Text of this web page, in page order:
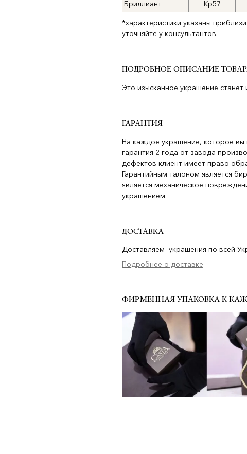
Бриллиант
Кр57
*характеристики указаны
уточняйте у консультантов.
ПОДРОБНОЕ ОПИСАНИЕ
Это изысканное украшение
ГАРАНТИЯ
На каждое украшение, которое вы
гарантия 2 года от завода
дефектов клиент имеет право
Гарантийным талоном является
является механическое
украшением.
ДОСТАВКА
Доставляем украшения по всей
Подробнее о доставке
ФИРМЕННАЯ УПАКОВКА К